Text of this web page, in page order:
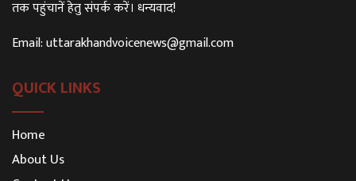
तक पहुंचानें हेतु संपर्क करें। धन्यवाद!
Email:uttarakhandvoicenews@gmail.com
QUICK LINKS
Home
About Us